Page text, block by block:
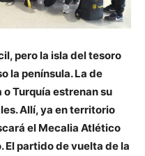
pero la isla del tesoro
la península. La de
Turquía estrenan su
Allí, ya en territorio
el Mecalia Atlético
El partido de vuelta de la